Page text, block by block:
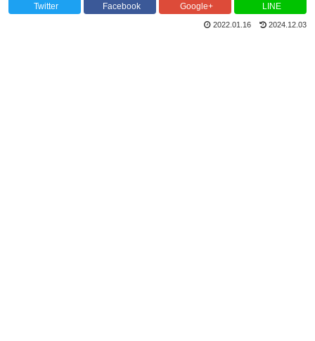
Twitter Facebook Google+ LINE
2022.01.16 2024.12.03